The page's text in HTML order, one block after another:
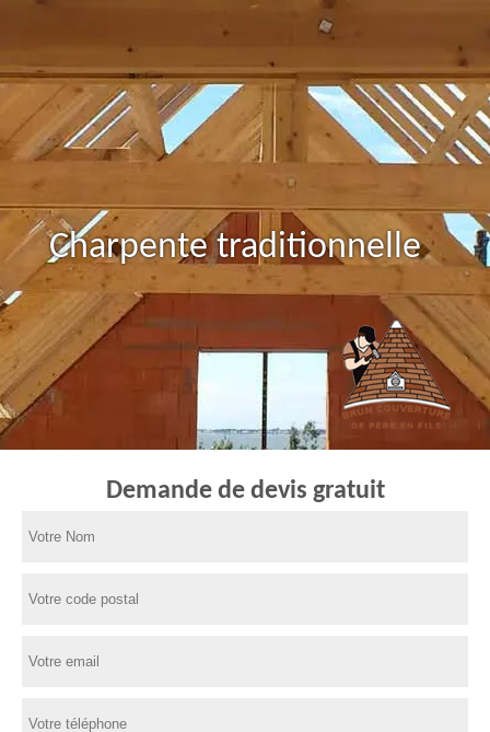
Charpente traditionnelle
Demande de devis gratuit